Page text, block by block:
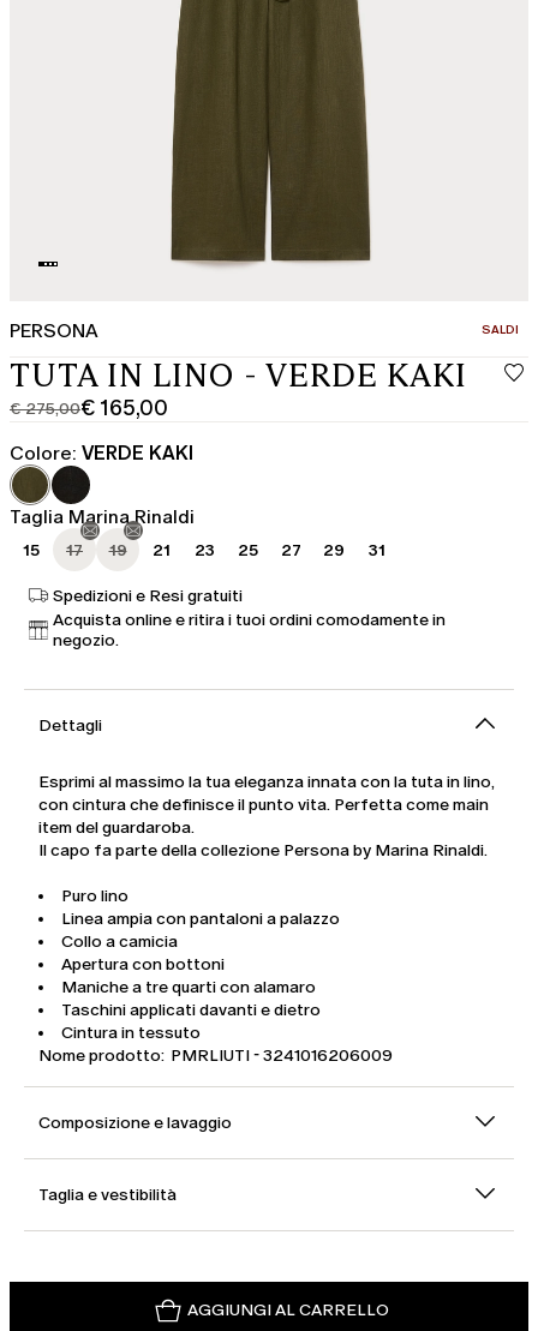
PERSONA SALDI
TUTA IN LINO - VERDE KAKI
€ 275,00
Prezzo
originale
€
275,00
€ 165,00
Prezzo
corrente
€
165,00
Colore: VERDE KAKI
Taglia Marina Rinaldi
15 17 19 21 23 25 27 29 31
Spedizioni e Resi gratuiti
Acquista online e ritira i tuoi ordini comodamente in
negozio.
Dettagli
Esprimi al massimo la tua eleganza innata con la tuta in lino,
con cintura che definisce il punto vita. Perfetta come main
item del guardaroba.
Il capo fa parte della collezione Persona by Marina Rinaldi.
Puro lino
Linea ampia con pantaloni a palazzo
Collo a camicia
Apertura con bottoni
Maniche a tre quarti con alamaro
Taschini applicati davanti e dietro
Cintura in tessuto
Nome prodotto: PMRLIUTI - 3241016206009
Composizione e lavaggio
Taglia e vestibilità
AGGIUNGI AL CARRELLO